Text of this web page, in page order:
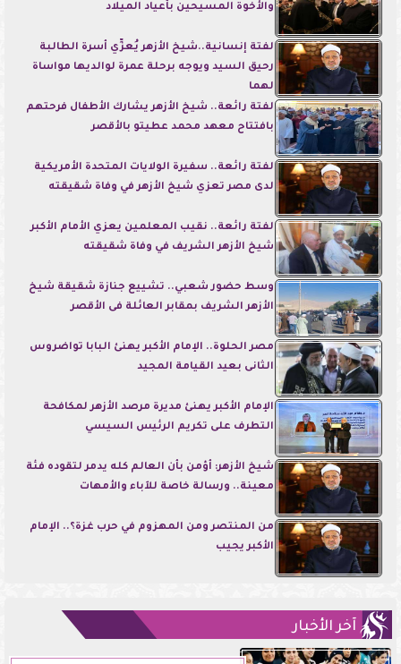
والأخوة المسيحين بأعياد الميلاد
لفتة إنسانية..شيخ الأزهر يُعزِّي أسرة الطالبة
رحيق السيد ويوجه برحلة عمرة لوالديها مواساة
لهما
لفتة رائعة.. شيخ الأزهر يشارك الأطفال فرحتهم
بافتتاح معهد محمد عطيتو بالأقصر
لفتة رائعة.. سفيرة الولايات المتحدة الأمريكية
لدى مصر تعزي شيخ الأزهر في وفاة شقيقته
لفتة رائعة.. نقيب المعلمين يعزي الأمام الأكبر
شيخ الأزهر الشريف في وفاة شقيقته
وسط حضور شعبي.. تشييع جنازة شقيقة شيخ
الأزهر الشريف بمقابر العائلة فى الأقصر
مصر الحلوة.. الإمام الأكبر يهنئ البابا تواضروس
الثانى بعيد القيامة المجيد
الإمام الأكبر يهنئ مديرة مرصد الأزهر لمكافحة
التطرف على تكريم الرئيس السيسي
شيخ الأزهر: أؤمن بأن العالم كله يدمر لتقوده فئة
معينة.. ورسالة خاصة للآباء والأمهات
من المنتصر ومن المهزوم في حرب غزة؟.. الإمام
الأكبر يجيب
آخر الأخبار